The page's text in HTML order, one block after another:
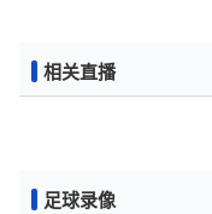
相关直播
足球录像